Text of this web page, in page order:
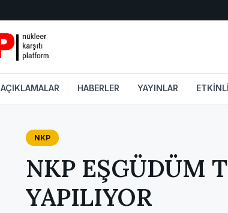
AÇIKLAMALAR HABERLER YAYINLAR
NKP
NKP EŞGÜDÜM
YAPILIYOR